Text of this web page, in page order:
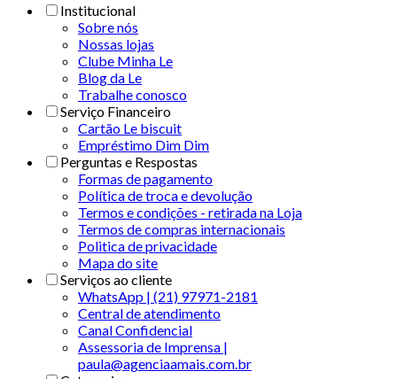
Institucional
Sobre nós
Nossas lojas
Clube Minha Le
Blog da Le
Trabalhe conosco
Serviço Financeiro
Cartão Le biscuit
Empréstimo Dim Dim
Perguntas e Respostas
Formas de pagamento
Política de troca e devolução
Termos e condições - retirada na Loja
Termos de compras internacionais
Politica de privacidade
Mapa do site
Serviços ao cliente
WhatsApp | (21) 97971-2181
Central de atendimento
Canal Confidencial
Assessoria de Imprensa |
paula@agenciaamais.com.br